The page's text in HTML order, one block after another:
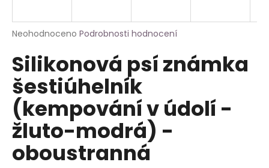
Průměrné
produktu
je
0,0
z
5
hvězdiček.
Neohodnoceno Podrobnosti hodnocení
Silikonová psí známka
šestiúhelník
(kempování v údolí -
žluto-modrá) -
oboustranná
j
t
?
HLEDAT